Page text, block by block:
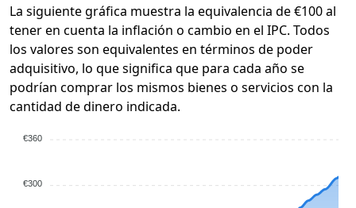
La siguiente gráfica muestra la equivalencia de €100 al
tener en cuenta la inflación o cambio en el IPC. Todos
los valores son equivalentes en términos de poder
adquisitivo, lo que significa que para cada año se
podrían comprar los mismos bienes o servicios con la
cantidad de dinero indicada.
€360
€300